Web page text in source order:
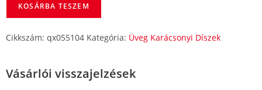
KOSÁRBA TESZEM
Cikkszám: qx055104 Kategória: Üveg Karácsonyi Díszek
Vásárlói visszajelzések